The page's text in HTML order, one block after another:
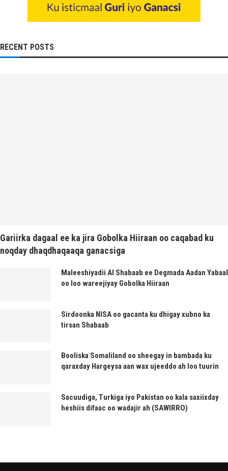
RECENT POSTS
Gariirka dagaal ee ka jira Gobolka Hiiraan oo caqabad ku
noqday dhaqdhaqaaqa ganacsiga
Maleeshiyadii Al Shabaab ee Degmada Aadan Yabaal
oo loo wareejiyay Gobolka Hiiraan
Sirdoonka NISA oo gacanta ku dhigay xubno ka
tirsan Shabaab
Booliska Somaliland oo sheegay in bambada ku
qaraxday Hargeysa aan wax ujeeddo ah loo tuurin
Sacuudiga, Turkiga iyo Pakistan oo kala saxiixday
heshiis difaac oo wadajir ah (SAWIRRO)